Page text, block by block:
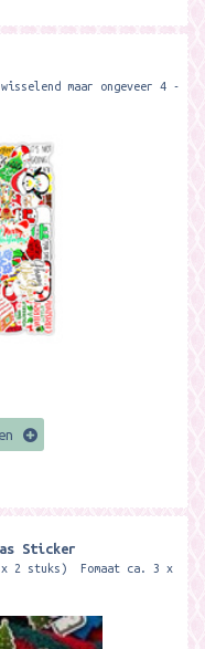
maar ongeveer 4 -
Sticker
2 stuks) Fomaat ca. 3 x